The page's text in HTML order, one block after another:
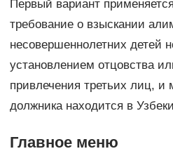
Первый вариант
требование о взыскании
несовершеннолетних детей
установлением отцовства
привлечения третьих лиц, и
должника находится в
Главное меню